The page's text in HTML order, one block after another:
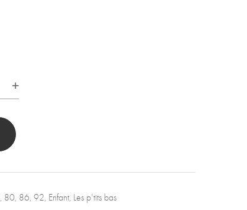
, 80, 86, 92, Enfant, Les p'tits bas